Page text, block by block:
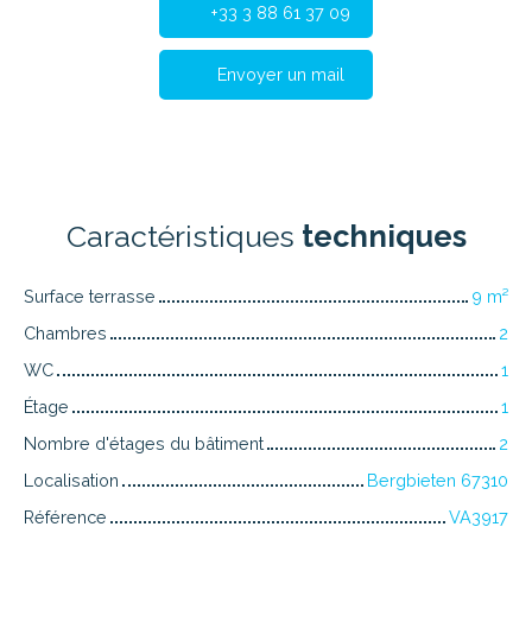
+33 3 88 61 37 09
Envoyer un mail
Caractéristiques techniques
Surface terrasse 9 m²
Chambres
2
WC
1
Étage
1
Nombre d'étages du bâtiment
2
Localisation
Bergbieten 67310
Référence
VA3917